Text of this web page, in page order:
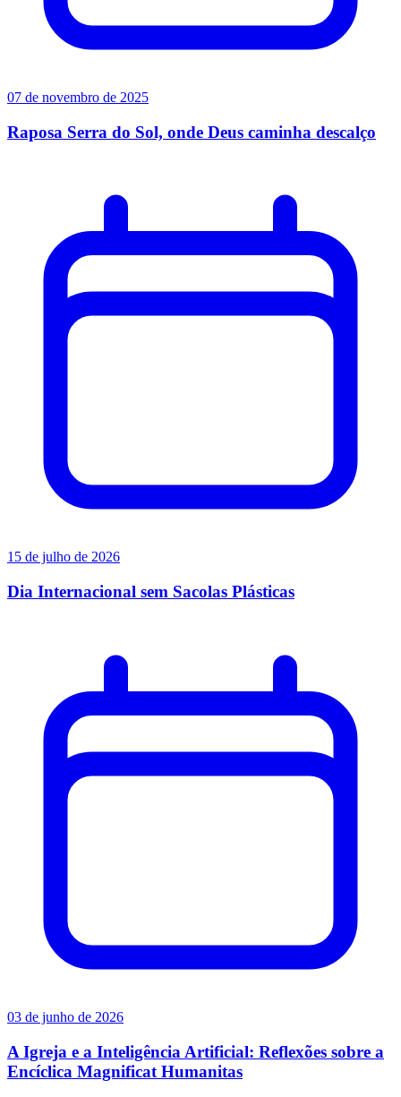
07 de novembro de 2025
Raposa Serra do Sol, onde Deus caminha descalço
15 de julho de 2026
Dia Internacional sem Sacolas Plásticas
03 de junho de 2026
A Igreja e a Inteligência Artificial: Reflexões sobre a
Encíclica Magnificat Humanitas